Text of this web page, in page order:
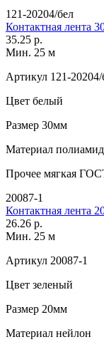
121-20204/бел
Контактная лента
35.25 р.
Мин. 25 м
Артикул 121-20204/
Цвет белый
Размер 30мм
Материал полиамид
Прочее мягкая
20087-1
Контактная лента
26.26 р.
Мин. 25 м
Артикул 20087-1
Цвет зеленый
Размер 20мм
Материал нейлон